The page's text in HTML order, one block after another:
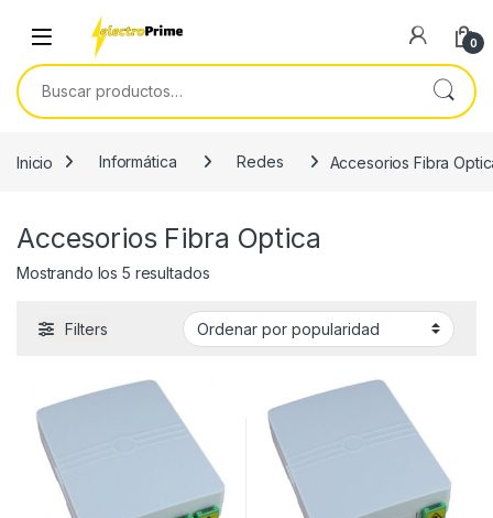
Skip to navigation
Skip to content
0
Buscar por:
Inicio Informática Redes Accesorios Fibra
Accesorios Fibra Optica
Mostrando los 5 resultadosOrdenado por popularidad
Filters